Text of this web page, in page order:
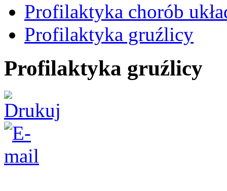
Profilaktyka chorób
Profilaktyka gruźlicy
Profilaktyka gruźlicy